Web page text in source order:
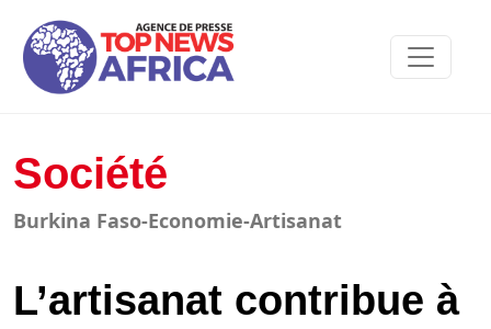
Société
Burkina Faso-Economie-Artisanat
L’artisanat contribue à